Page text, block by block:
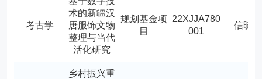
考古学
术的新疆汉
唐服饰文物
整理与当代
活化研究
规划基金项
目
22XJJA780
001
信晓瑜
乡村振兴重